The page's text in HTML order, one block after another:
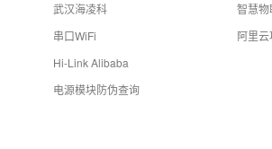
武汉海凌科
串口WiFi
Hi-Link Alibaba
电源模块防伪查询
智慧物
阿里云